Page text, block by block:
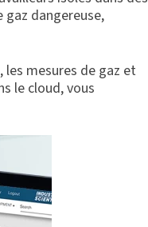
dangereuse,
mesures de gaz et
le cloud, vous